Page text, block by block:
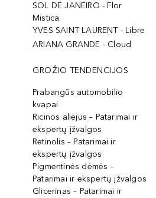
SOL DE JANEIRO - Flor
Mistica
YVES SAINT LAURENT - Libre
ARIANA GRANDE - Cloud
GROŽIO TENDENCIJOS
Prabangūs automobilio
kvapai
Ricinos aliejus – Patarimai ir
ekspertų įžvalgos
Retinolis – Patarimai ir
ekspertų įžvalgos
Pigmentinės dėmės –
Patarimai ir ekspertų įžvalgos
Glicerinas – Patarimai ir